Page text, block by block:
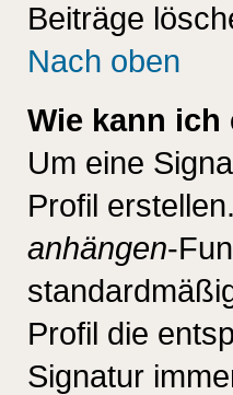
Beiträge
Nach oben
Wie kann ich
Um eine
Profil
anhängen-
Profil die
Signatur